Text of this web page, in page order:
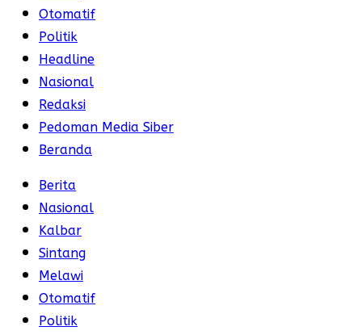
Otomatif
Politik
Headline
Nasional
Redaksi
Pedoman Media Siber
Beranda
Berita
Nasional
Kalbar
Sintang
Melawi
Otomatif
Politik